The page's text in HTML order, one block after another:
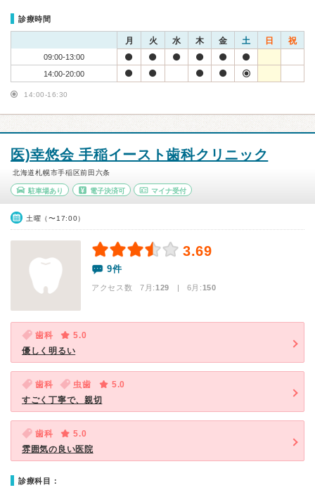
診療時間
月 火 水 木 金 土 日 祝
09:00-13:00
14:00-20:00
14:00-16:30
医)幸悠会 手稲イースト歯科クリニック
北海道札幌市手稲区前田六条
駐車場あり 電子決済可 マイナ受付
土曜（〜17:00）
3.69
9件
アクセス数 7月:129 | 6月:150
歯科
5.0
優しく明るい
歯科 虫歯
5.0
すごく丁寧で、親切
歯科
5.0
雰囲気の良い医院
診療科目：